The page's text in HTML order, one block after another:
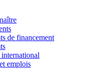
de financement
emplois